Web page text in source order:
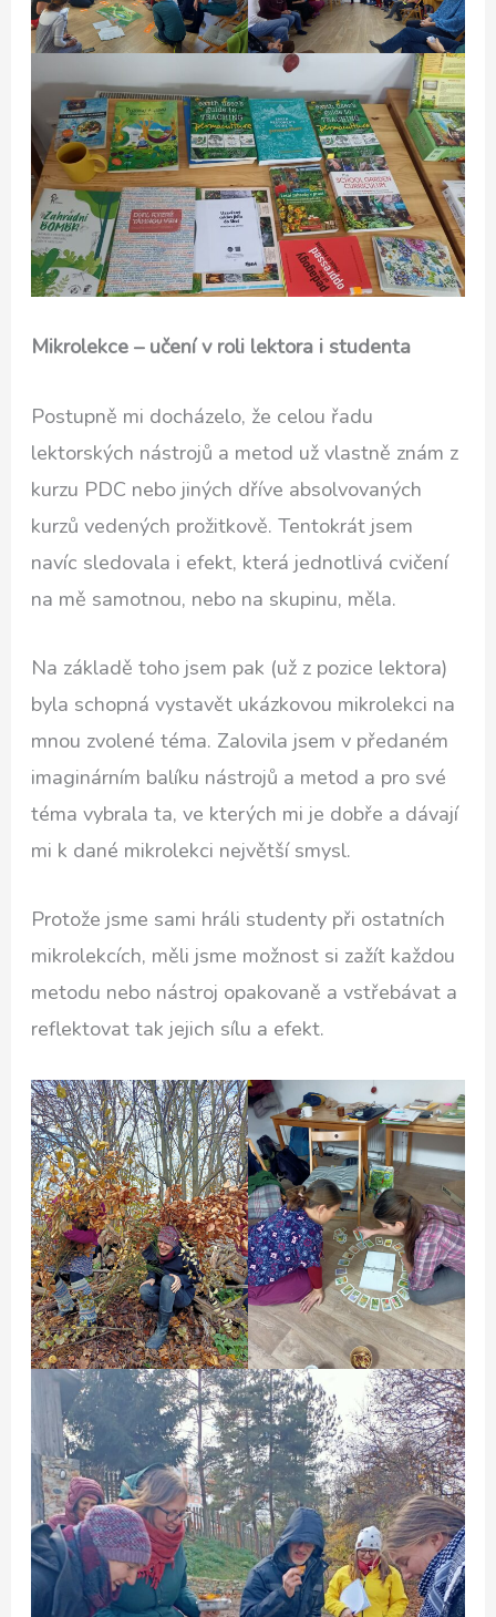
Mikrolekce – učení v roli lektora i studenta
Postupně mi docházelo, že celou řadu
lektorských nástrojů a metod už vlastně znám z
kurzu PDC nebo jiných dříve absolvovaných
kurzů vedených prožitkově. Tentokrát jsem
navíc sledovala i efekt, která jednotlivá cvičení
na mě samotnou, nebo na skupinu, měla.
Na základě toho jsem pak (už z pozice lektora)
byla schopná vystavět ukázkovou mikrolekci na
mnou zvolené téma. Zalovila jsem v předaném
imaginárním balíku nástrojů a metod a pro své
téma vybrala ta, ve kterých mi je dobře a dávají
mi k dané mikrolekci největší smysl.
Protože jsme sami hráli studenty při ostatních
mikrolekcích, měli jsme možnost si zažít každou
metodu nebo nástroj opakovaně a vstřebávat a
reflektovat tak jejich sílu a efekt.